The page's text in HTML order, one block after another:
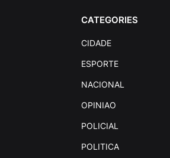
CATEGORIES
CIDADE
ESPORTE
NACIONAL
OPINIAO
POLICIAL
POLITICA